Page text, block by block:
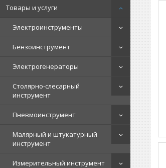
Товары и услуги
Электроинструменты
Бензоинструмент
Электрогенераторы
Столярно-слесарный
инструмент
Пневмоинструмент
Малярный и штукатурный
инструмент
Измерительный инструмент